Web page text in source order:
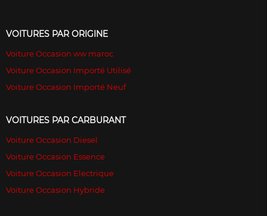
VOITURES PAR ORIGINE
Voiture Occasion ww maroc
Voiture Occasion Importé Utilisé
Voiture Occasion Importé Neuf
VOITURES PAR CARBURANT
Voiture Occasion Diesel
Voiture Occasion Essence
Voiture Occasion Electrique
Voiture Occasion Hybride